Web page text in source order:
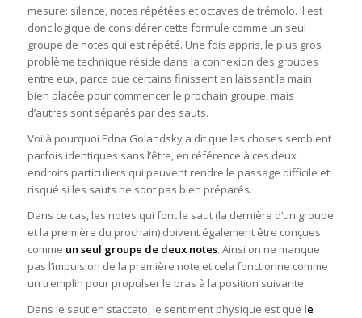
mesure: silence, notes répétées et octaves de trémolo. Il est
donc logique de considérer cette formule comme un seul
groupe de notes qui est répété. Une fois appris, le plus gros
problème technique réside dans la connexion des groupes
entre eux, parce que certains finissent en laissant la main
bien placée pour commencer le prochain groupe, mais
d’autres sont séparés par des sauts.
Voilà pourquoi Edna Golandsky a dit que les choses semblent
parfois identiques sans l’être, en référence à ces deux
endroits particuliers qui peuvent rendre le passage difficile et
risqué si les sauts ne sont pas bien préparés.
Dans ce cas, les notes qui font le saut (la dernière d’un groupe
et la première du prochain) doivent également être conçues
comme un seul groupe de deux notes. Ainsi on ne manque
pas l’impulsion de la première note et cela fonctionne comme
un tremplin pour propulser le bras à la position suivante.
Dans le saut en staccato, le sentiment physique est que le